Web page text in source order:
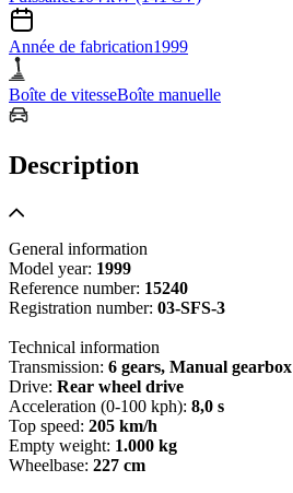
Année de fabrication1999
Boîte de vitesseBoîte manuelle
Description
General information
Model year: 1999
Reference number: 15240
Registration number: 03-SFS-3
Technical information
Transmission: 6 gears, Manual gearbox
Drive: Rear wheel drive
Acceleration (0-100 kph): 8,0 s
Top speed: 205 km/h
Empty weight: 1.000 kg
Wheelbase: 227 cm